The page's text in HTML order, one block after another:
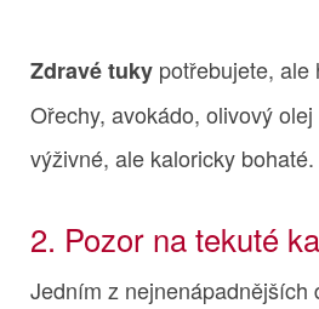
Zdravé tuky potřebujete, ale
Ořechy, avokádo, olivový
výživné, ale kaloricky bohaté.
2. Pozor na tekuté
Jedním z nejnenápadnějších